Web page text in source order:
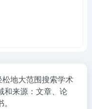
地大范围搜索学术
和来源：文章、论